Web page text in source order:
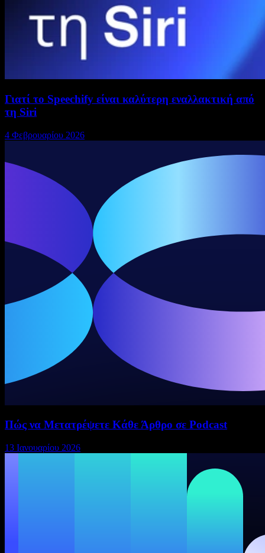
Γιατί το Speechify είναι καλύτερη εναλλακτική από
τη Siri
4 Φεβρουαρίου 2026
Πώς να Μετατρέψετε Κάθε Άρθρο σε Podcast
13 Ιανουαρίου 2026